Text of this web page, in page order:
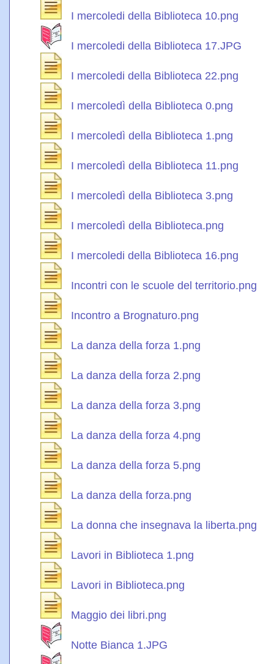
I mercoledi della Biblioteca 10.png
I mercoledi della Biblioteca 17.JPG
I mercoledi della Biblioteca 22.png
I mercoledì della Biblioteca 0.png
I mercoledì della Biblioteca 1.png
I mercoledì della Biblioteca 11.png
I mercoledì della Biblioteca 3.png
I mercoledì della Biblioteca.png
I mercoledi della Biblioteca 16.png
Incontri con le scuole del territorio.png
Incontro a Brognaturo.png
La danza della forza 1.png
La danza della forza 2.png
La danza della forza 3.png
La danza della forza 4.png
La danza della forza 5.png
La danza della forza.png
La donna che insegnava la liberta.png
Lavori in Biblioteca 1.png
Lavori in Biblioteca.png
Maggio dei libri.png
Notte Bianca 1.JPG